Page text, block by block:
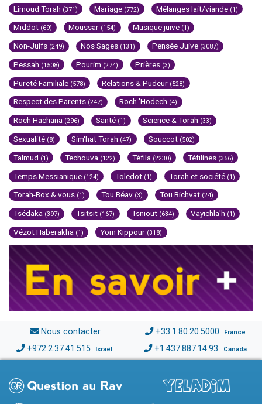
Limoud Torah (371) Mariage (772) Mélanges lait/viande (1)
Middot (69) Moussar (154) Musique juive (1)
Non-Juifs (249) Nos Sages (131) Pensée Juive (3087)
Pessah (1508) Pourim (274) Prières (3)
Pureté Familiale (578) Relations & Pudeur (528)
Respect des Parents (247) Roch 'Hodech (4)
Roch Hachana (296) Santé (1) Science & Torah (33)
Sexualité (8) Sim'hat Torah (47) Souccot (502)
Talmud (1) Techouva (122) Téfila (2230) Téfilines (356)
Temps Messianique (124) Toledot (1) Torah et société (1)
Torah-Box & vous (1) Tou Béav (3) Tou Bichvat (24)
Tsédaka (397) Tsitsit (167) Tsniout (634) Vayichla'h (1)
Vézot Haberakha (1) Yom Kippour (318)
Nous contacter +33.1.80.20.5000 France
+972.2.37.41.515 Israël +1.437.887.14.93 Canada